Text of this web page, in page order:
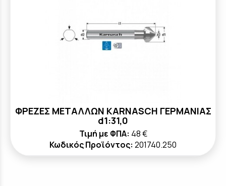
ΦΡΕΖΕΣ ΜΕΤΑΛΛΩΝ KARNASCH ΓΕΡΜΑΝΙΑΣ
d1:31,0
Τιμή με ΦΠΑ: 48 €
Κωδικός Προϊόντος: 201740.250